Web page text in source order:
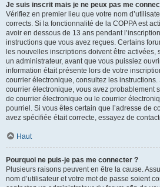
Je suis inscrit mais je ne peux pas me
Vérifiez en premier lieu que votre nom
corrects. Si la fonctionnalité de la COPPA est
avoir en dessous de 13 ans pendant
instructions que vous avez reçues. Certains
les nouvelles inscriptions doivent être activées,
un administrateur, avant que vous puissiez
information était présente lors de votre
courrier électronique, consultez les
courrier électronique, vous avez probablement
de courrier électronique ou le courrier
pourriel. Si vous êtes certain que l’adresse de
avez spécifiée était correcte, essayez de
Haut
Pourquoi ne puis-je pas me connecter ?
Plusieurs raisons peuvent en être la cause.
nom d’utilisateur et votre mot de passe soient